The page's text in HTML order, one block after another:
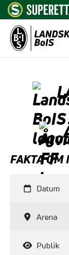
FAKTA OM
Datum
Arena
Publik